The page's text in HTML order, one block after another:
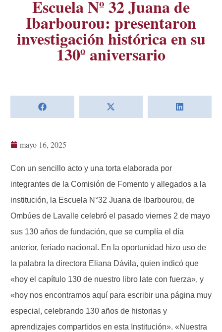
Escuela Nº 32 Juana de
Ibarbourou: presentaron
investigación histórica en su
130º aniversario
mayo 16, 2025
Con un sencillo acto y una torta elaborada por
integrantes de la Comisión de Fomento y allegados a la
institución, la Escuela N°32 Juana de Ibarbourou, de
Ombúes de Lavalle celebró el pasado viernes 2 de mayo
sus 130 años de fundación, que se cumplía el día
anterior, feriado nacional. En la oportunidad hizo uso de
la palabra la directora Eliana Dávila, quien indicó que
«hoy el capítulo 130 de nuestro libro late con fuerza», y
«hoy nos encontramos aquí para escribir una página muy
especial, celebrando 130 años de historias y
aprendizajes compartidos en esta Institución». «Nuestra